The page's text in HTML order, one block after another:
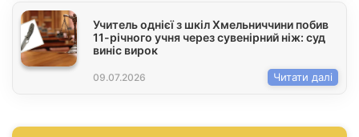
Учитель однієї з шкіл Хмельниччини побив
11-річного учня через сувенірний ніж: суд
виніс вирок
09.07.2026 Читати далі